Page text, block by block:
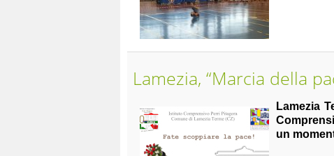
Lamezia, “Marcia della
Lamezia
un